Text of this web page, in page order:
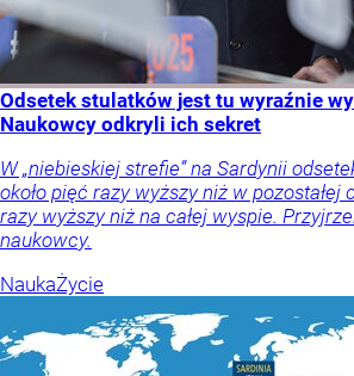
Odsetek stulatków jest tu wyraźnie
Naukowcy odkryli ich sekret
W „niebieskiej strefie” na Sardynii
około pięć razy wyższy niż w pozostałej
razy wyższy niż na całej wyspie.
naukowcy.
NaukaŻycie